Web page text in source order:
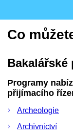
Co
Programy
přijímacího
Archeologie
Archivnictví